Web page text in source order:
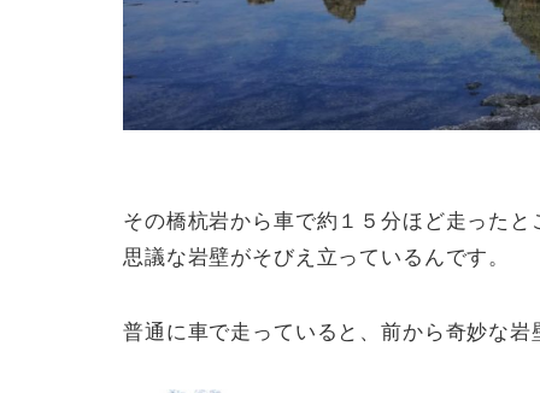
その橋杭岩から車で約１５分ほど走った
思議な岩壁がそびえ立っているんです。
普通に車で走っていると、前から奇妙な